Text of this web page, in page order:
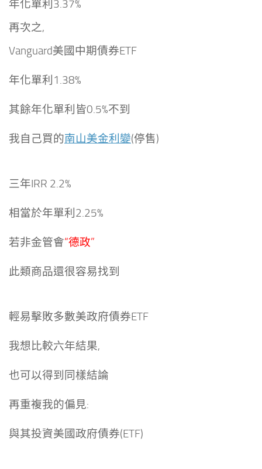
年化單利3.37%
再次之,
Vanguard美國中期債券ETF
年化單利1.38%
其餘年化單利皆0.5%不到
我自己買的南山美金利變(停售)
三年IRR 2.2%
相當於年單利2.25%
若非金管會“德政”
此類商品還很容易找到
輕易擊敗多數美政府債券ETF
我想比較六年結果,
也可以得到同樣結論
再重複我的偏見:
與其投資美國政府債券(ETF)